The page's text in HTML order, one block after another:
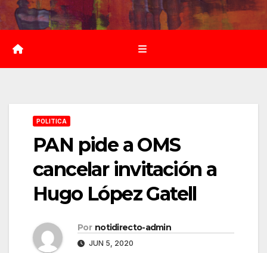
Saltar
al
contenido
POLITICA
PAN pide a OMS
cancelar invitación a
Hugo López Gatell
Por notidirecto-admin
JUN 5, 2020